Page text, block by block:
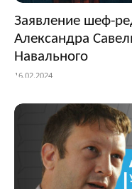
Заявление шеф-
Александра
Навального
16.02.2024